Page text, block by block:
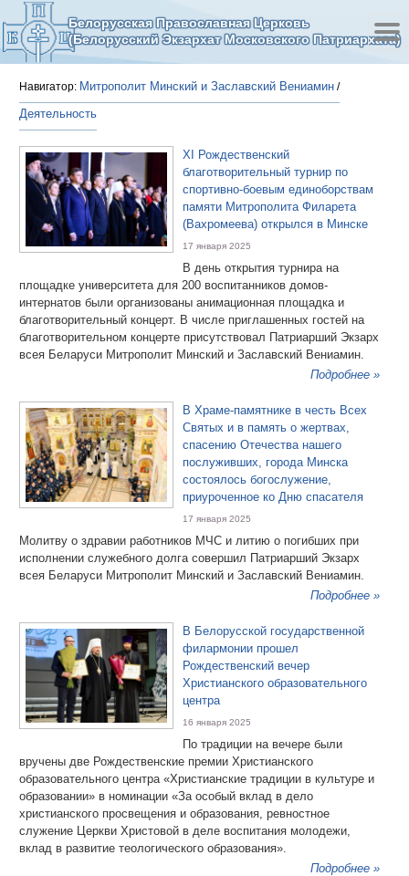
Белорусская Православная Церковь
(Белорусский Экзархат Московского Патриархата)
Навигатор: Митрополит Минский и Заславский Вениамин /
Деятельность
ХI Рождественский
благотворительный турнир по
спортивно-боевым единоборствам
памяти Митрополита Филарета
(Вахромеева) открылся в Минске
17 января 2025
В день открытия турнира на
площадке университета для 200 воспитанников домов-
интернатов были организованы анимационная площадка и
благотворительный концерт. В числе приглашенных гостей на
благотворительном концерте присутствовал Патриарший Экзарх
всея Беларуси Митрополит Минский и Заславский Вениамин.
Подробнее »
В Храме-памятнике в честь Всех
Святых и в память о жертвах,
спасению Отечества нашего
послуживших, города Минска
состоялось богослужение,
приуроченное ко Дню спасателя
17 января 2025
Молитву о здравии работников МЧС и литию о погибших при
исполнении служебного долга совершил Патриарший Экзарх
всея Беларуси Митрополит Минский и Заславский Вениамин.
Подробнее »
В Белорусской государственной
филармонии прошел
Рождественский вечер
Христианского образовательного
центра
16 января 2025
По традиции на вечере были
вручены две Рождественские премии Христианского
образовательного центра «Христианские традиции в культуре и
образовании» в номинации «За особый вклад в дело
христианского просвещения и образования, ревностное
служение Церкви Христовой в деле воспитания молодежи,
вклад в развитие теологического образования».
Подробнее »